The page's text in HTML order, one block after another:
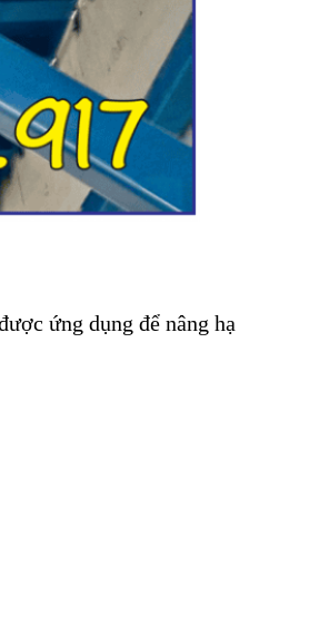
ứng dụng để nâng hạ